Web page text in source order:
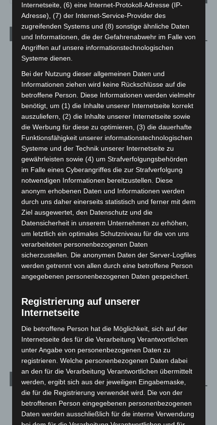
Aktuelle Beiträge
Brand im „Haus der Begegnung“ in Neuwarmbüchen schnell
eingedämmt
6. August 2026
Region Hannover: 21 neue Notfallsanitäter starten beim
Roten Kreuz
5. August 2026
Mann läuft mit Hockeyschläger über A7 – Polizei sucht
5. August 2026
Celle: Mensch stirbt bei Bagger-Unfall auf Baustelle
5. August 2026
Gasleitung bei McDonald’s-Umbau in Langenhagen
beschädigt
5. August 2026
Anklage nach Abschaltung von „Archetyp Market“ erhoben
3. August 2026
Hannover: Polizei stoppt 166 Trunkenheitsfahrten bei
2. August 2026
Hannover Klassik Open Air 2026: Französische Oper im
Maschpark
2. August 2026
Kategorien
Blaulicht
2.798
Corona-News
712
Internetseite, (6) eine Internet-Protokoll-Adresse (IP-
Adresse), (7) der Internet-Service-Provider des
zugreifenden Systems und (8) sonstige ähnliche Daten
und Informationen, die der Gefahrenabwehr im Falle von
Angriffen auf unsere informationstechnologischen
Systeme dienen.
Bei der Nutzung dieser allgemeinen Daten und
Informationen ziehen wird keine Rückschlüsse auf die
betroffene Person. Diese Informationen werden vielmehr
benötigt, um (1) die Inhalte unserer Internetseite korrekt
auszuliefern, (2) die Inhalte unserer Internetseite sowie
die Werbung für diese zu optimieren, (3) die dauerhafte
Funktionsfähigkeit unserer informationstechnologischen
Systeme und der Technik unserer Internetseite zu
gewährleisten sowie (4) um Strafverfolgungsbehörden
im Falle eines Cyberangriffes die zur Strafverfolgung
notwendigen Informationen bereitzustellen. Diese
anonym erhobenen Daten und Informationen werden
durch uns daher einerseits statistisch und ferner mit dem
Ziel ausgewertet, den Datenschutz und die
Datensicherheit in unserem Unternehmen zu erhöhen,
um letztlich ein optimales Schutzniveau für die von uns
verarbeiteten personenbezogenen Daten
sicherzustellen. Die anonymen Daten der Server-Logfiles
werden getrennt von allen durch eine betroffene Person
angegebenen personenbezogenen Daten gespeichert.
Registrierung auf unserer
Internetseite
Die betroffene Person hat die Möglichkeit, sich auf der
Internetseite des für die Verarbeitung Verantwortlichen
unter Angabe von personenbezogenen Daten zu
registrieren. Welche personenbezogenen Daten dabei
an den für die Verarbeitung Verantwortlichen übermittelt
werden, ergibt sich aus der jeweiligen Eingabemaske,
die für die Registrierung verwendet wird. Die von der
betroffenen Person eingegebenen personenbezogenen
Daten werden ausschließlich für die interne Verwendung